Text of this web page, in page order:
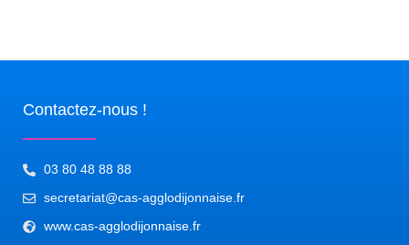
Contactez-nous !
03 80 48 88 88
secretariat@cas-agglodijonnaise.fr
www.cas-agglodijonnaise.fr